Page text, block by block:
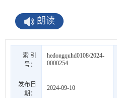
朗读
索 引
号：
hedongquhd0108/2024-
0000254
发布日
期：
2024-09-10